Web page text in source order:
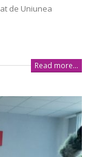
de Uniunea
Read more...